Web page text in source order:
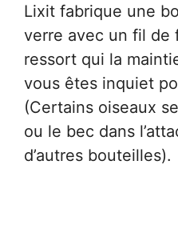
Lixit fabrique une
verre avec un fil de
ressort qui la
vous êtes inquiet
(Certains oiseaux
ou le bec dans
d’autres bouteilles).